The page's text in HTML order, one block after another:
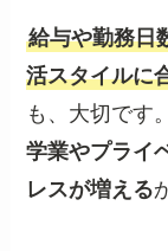
給与や勤務日
活スタイルに
も、大切です
学業やプライ
レスが増える